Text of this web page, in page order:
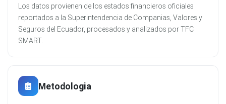
Los datos provienen de los estados financieros oficiales
reportados a la Superintendencia de Companias, Valores y
Seguros del Ecuador, procesados y analizados por TFC
SMART.
Metodologia